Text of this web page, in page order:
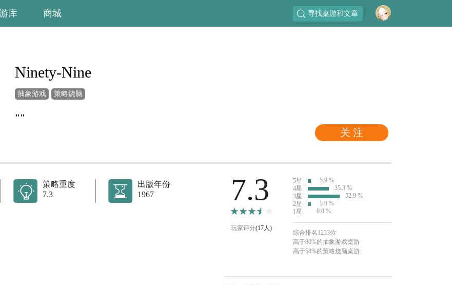
库 商城 寻找桌游和文章
关 注
Ninety-Nine
抽象游戏 策略烧脑
""
策略重度
7.3
出版年份
1967
7.3
玩家评分(17人)
5星
5.9 %
4星
35.3 %
3星
52.9 %
2星
5.9 %
1星
0.0 %
综合排名1233位
高于80%的抽象游戏桌游
高于58%的策略烧脑桌游